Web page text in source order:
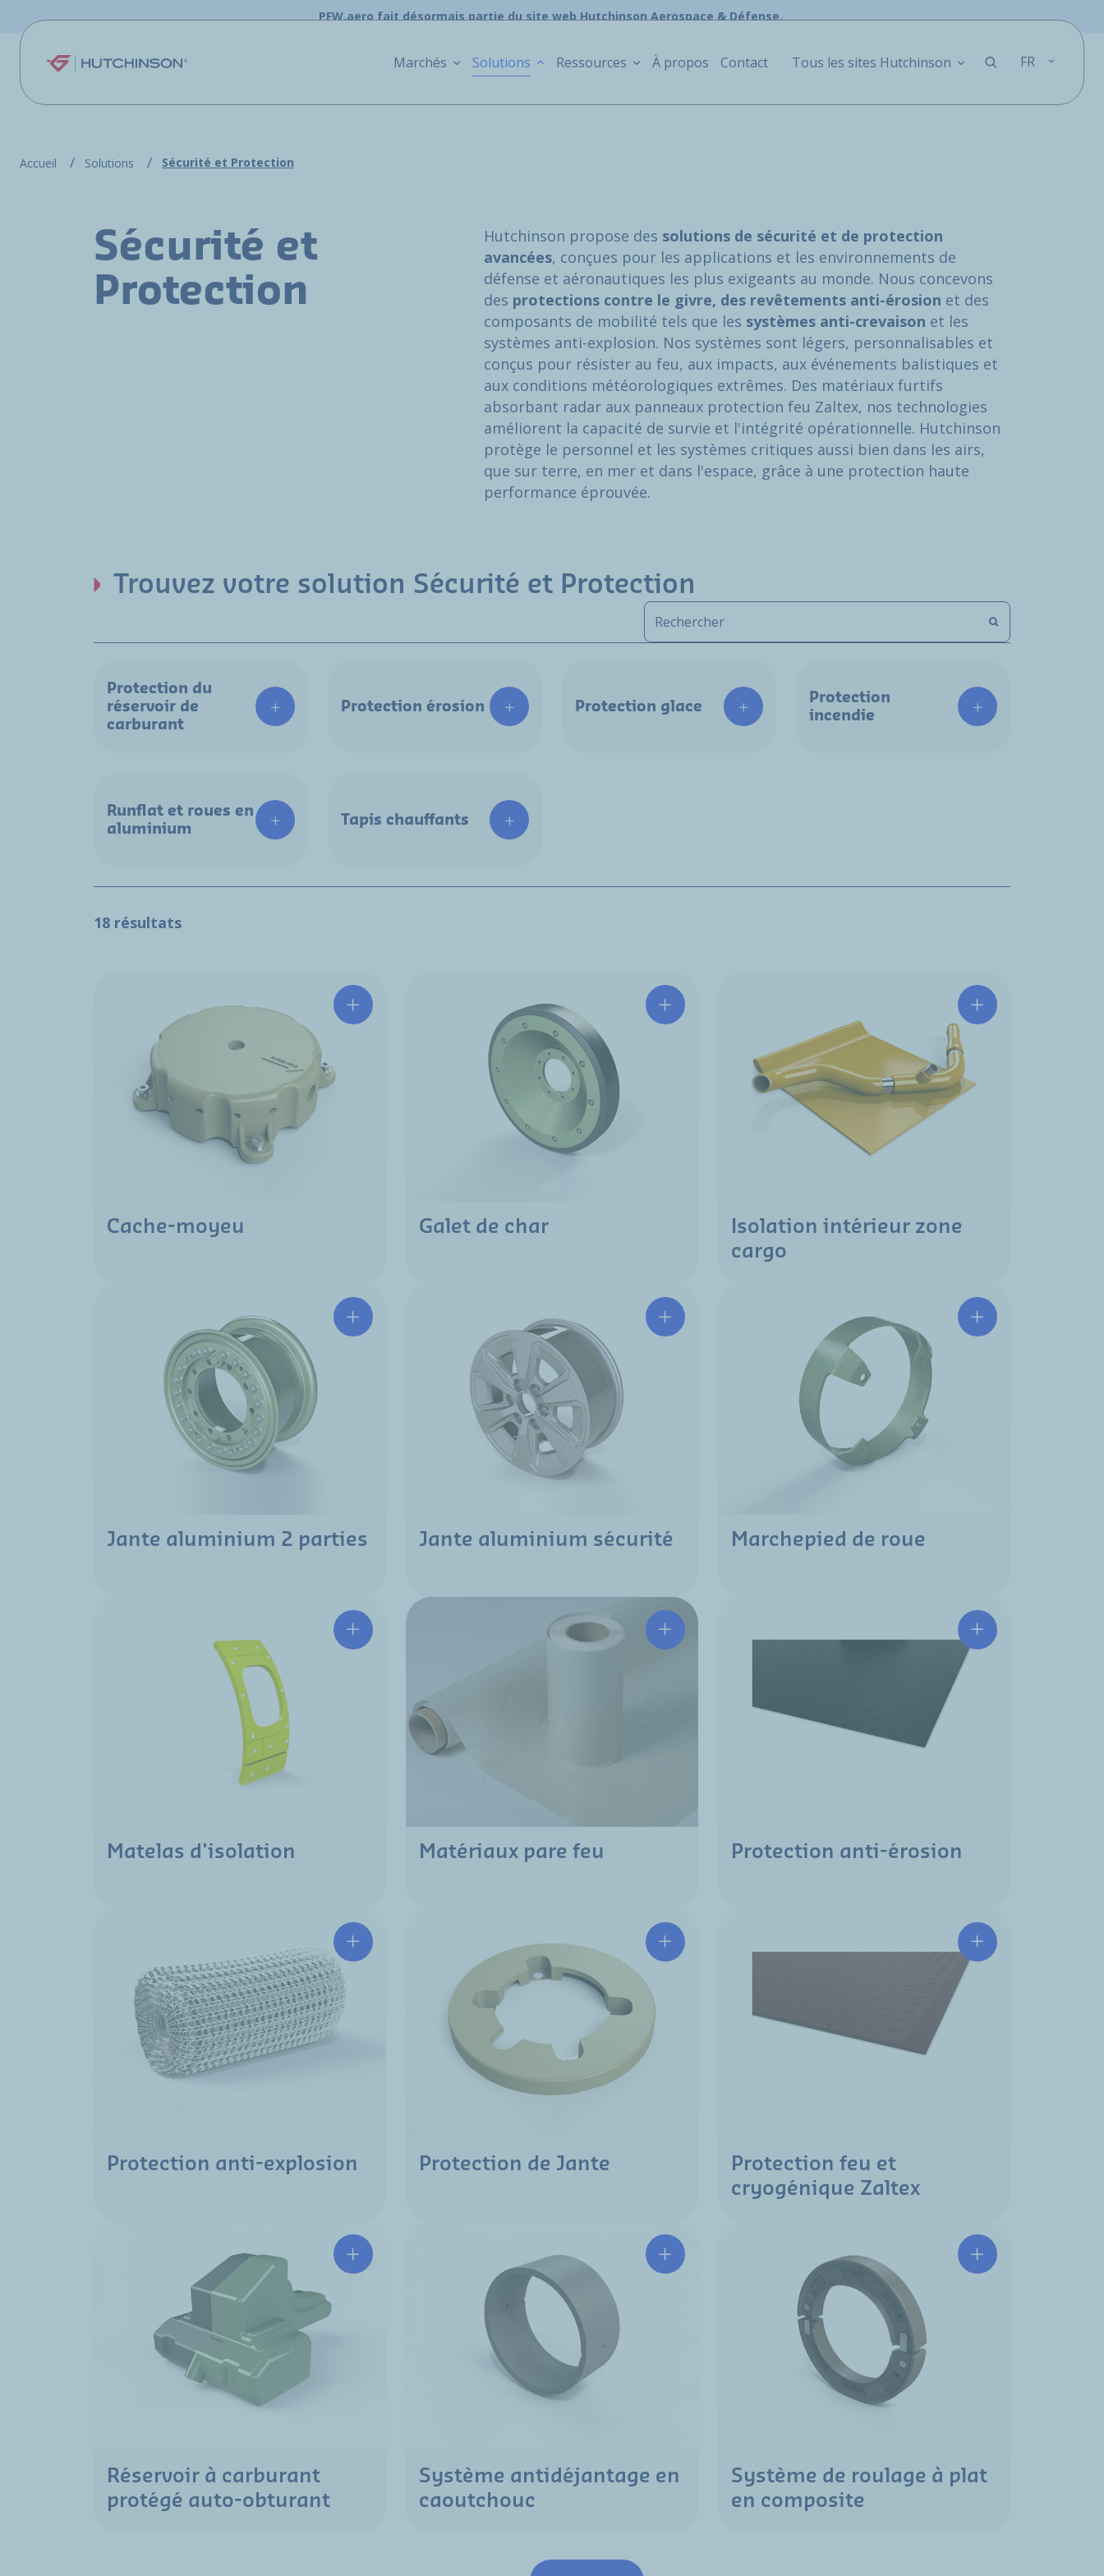
PFW.aero fait désormais partie du site web Hutchinson Aerospace & Défense.
Marchés Solutions Ressources À propos Contact Tous les sites Hutchinson FR
Accueil Solutions Sécurité et Protection
Sécurité et
Protection
Hutchinson propose des solutions de sécurité et de protection
avancées, conçues pour les applications et les environnements de
défense et aéronautiques les plus exigeants au monde. Nous concevons
des protections contre le givre, des revêtements anti-érosion et des
composants de mobilité tels que les systèmes anti-crevaison et les
systèmes anti-explosion. Nos systèmes sont légers, personnalisables et
conçus pour résister au feu, aux impacts, aux événements balistiques et
aux conditions météorologiques extrêmes. Des matériaux furtifs
absorbant radar aux panneaux protection feu Zaltex, nos technologies
améliorent la capacité de survie et l'intégrité opérationnelle. Hutchinson
protège le personnel et les systèmes critiques aussi bien dans les airs,
que sur terre, en mer et dans l'espace, grâce à une protection haute
performance éprouvée.
Trouvez votre solution Sécurité et Protection
Protection du
réservoir de
carburant
Protection érosion Protection glace
Protection
incendie
Runflat et roues en
aluminium
Tapis chauffants
18 résultats
Cache-moyeu Galet de char
Isolation intérieur zone
cargo
Jante aluminium 2 parties Jante aluminium sécurité Marchepied de roue
Matelas d'isolation Matériaux pare feu Protection anti-érosion
Protection anti-explosion Protection de Jante
Protection feu et
cryogénique Zaltex
Réservoir à carburant
protégé auto-obturant
Système antidéjantage en
caoutchouc
Système de roulage à plat
en composite